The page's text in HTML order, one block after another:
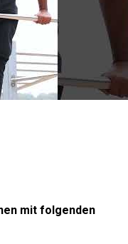
mit folgenden